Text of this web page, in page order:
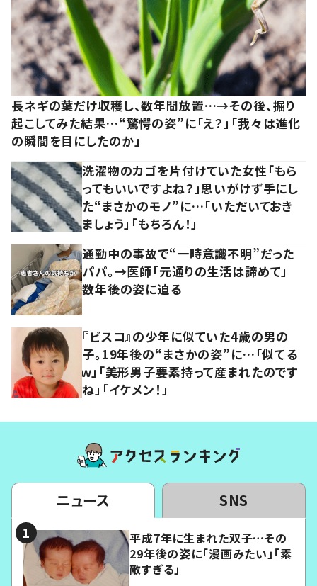
長ネギの葉だけ収穫し、数年間放置…→その後、掘り
起こしてみた結果…“驚愕の姿”に「え？」「我々は進化
の瞬間を目にしたのか」
洗濯物のカゴを片付けていた女性「もら
ってもいいですよね？」思いがけず手にし
た“まさかのモノ”に…「いただいておき
ましょう」「もちろん！」
通勤中の事故で“一時意識不明”だった
パパ。→医師「元通りの生活は諦めて」
数年後の姿に迫る
『ビスコ』の少年に似ていた4歳の男の
子。19年後の“まさかの姿”に…「似てる
ｗ」「美形男子要素持って産まれたのです
ね」「イケメン！」
ニュース SNS
平成7年に生まれた双子…その
29年後の姿に「漫画みたい」「素
敵すぎる」